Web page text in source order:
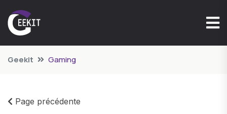
Geekit Gaming
Page précédente